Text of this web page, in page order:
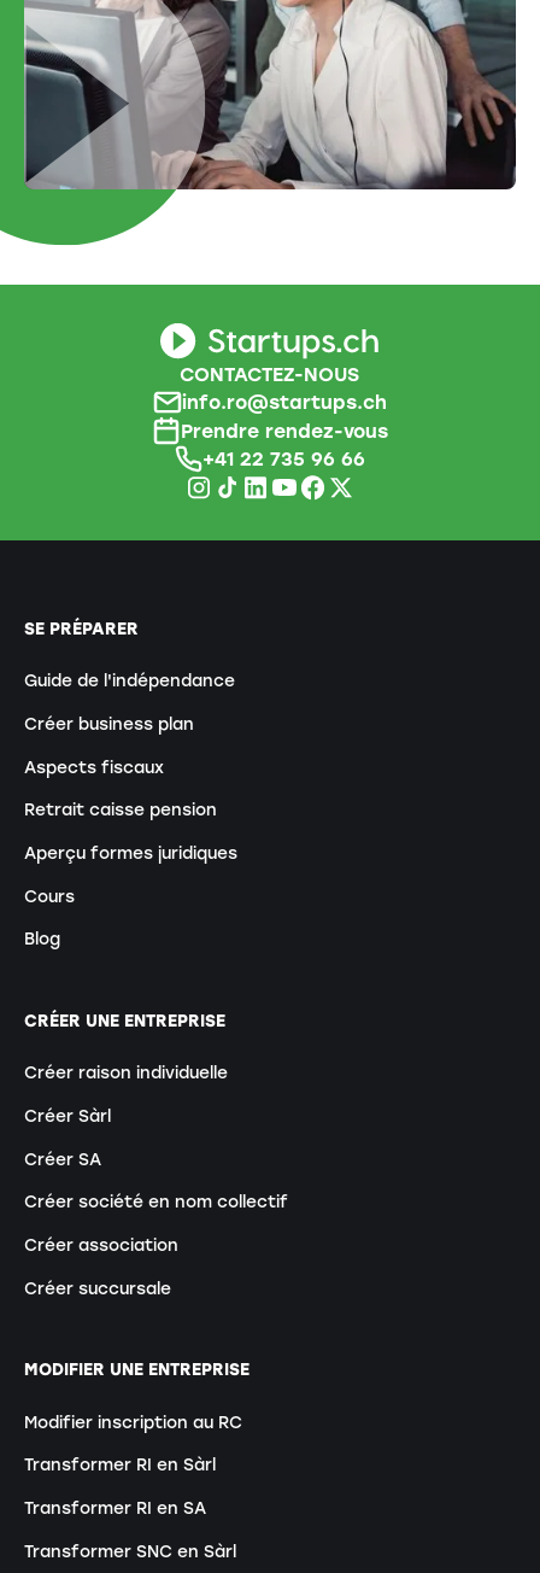
CONTACTEZ-NOUS
info.ro@startups.ch
Prendre rendez-vous
+41 22 735 96 66
SE PRÉPARER
Guide de l'indépendance
Créer business plan
Aspects fiscaux
Retrait caisse pension
Aperçu formes juridiques
Cours
Blog
CRÉER UNE ENTREPRISE
Créer raison individuelle
Créer Sàrl
Créer SA
Créer société en nom collectif
Créer association
Créer succursale
MODIFIER UNE ENTREPRISE
Modifier inscription au RC
Transformer RI en Sàrl
Transformer RI en SA
Transformer SNC en Sàrl